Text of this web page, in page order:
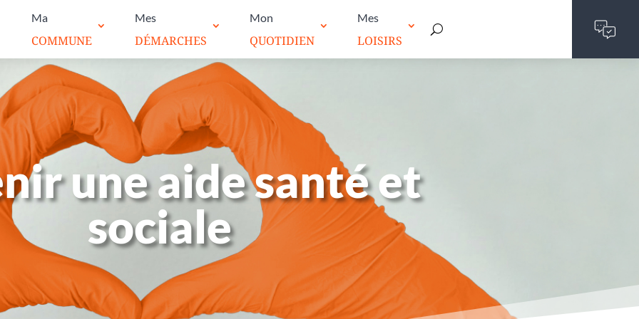
Ma
COMMUNE
Mes
DÉMARCHES
Mon
QUOTIDIEN
Mes
LOISIRS
une aide santé et
sociale